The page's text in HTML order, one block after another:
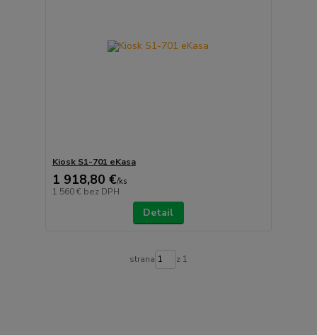
Kiosk S1-701 eKasa
1 918,80 €/ks
1 560 € bez DPH
Detail
strana z 1